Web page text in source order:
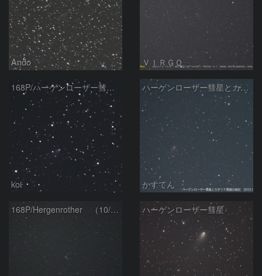
Ando ＶＩＲＧＯ
168P/ハーゲンローザー彗星 11/10
koi
ハーゲンローザー彗星とカタリナ彗星の接近
かすてん
168P/Hergenrother （10/20） ハーゲンローザー彗星